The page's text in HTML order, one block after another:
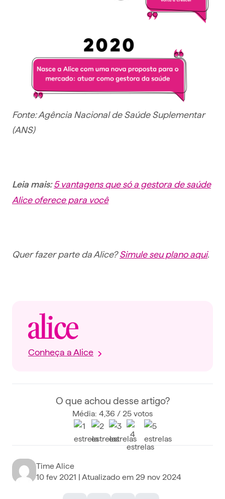
Fonte: Agência Nacional de Saúde Suplementar
(ANS)
Leia mais:5 vantagens que só a gestora de saúde
Alice oferece para você
Quer fazer parte da Alice?Simule seu plano aqui.
Conheça a Alice
O que achou desse artigo?
Média: 4,36 / 25 votos
Time Alice
10 fev 2021 | Atualizado em 29 nov 2024